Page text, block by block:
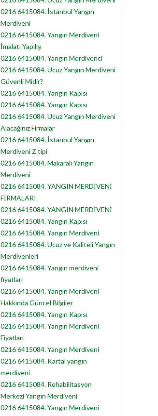
0216 6415084. İstanbul Yangın
Merdiveni
0216 6415084. Yangın Merdiveni
İmalatı Yapılışı
0216 6415084. Yangın Merdivenci
0216 6415084. Ucuz Yangın Merdiveni
Güvenli Midir?
0216 6415084. Yangın Kapısı
0216 6415084. Yangın Kapısı
0216 6415084. Ucuz Yangın Merdiveni
Alacağınız Firmalar
0216 6415084. İstanbul Yangın
Merdiveni Z tipi
0216 6415084. Makaralı Yangın
Merdiveni
0216 6415084. YANGIN MERDİVENİ
FİRMALARI
0216 6415084. YANGIN MERDİVENİ
0216 6415084. Yangın Kapısı
0216 6415084. Yangın Merdiveni
0216 6415084. Ucuz ve Kaliteli Yangın
Merdivenleri
0216 6415084. Yangın merdiveni
fiyatları
0216 6415084. Yangın Merdiveni
Hakkında Güncel Bilgiler
0216 6415084. Yangın Kapısı
0216 6415084. Yangın Merdiveni
Fiyatları
0216 6415084. Yangın Merdiveni
0216 6415084. Kartal yangın
merdiveni
0216 6415084. Rehabilitasyon
Merkezi Yangın Merdiveni
0216 6415084. Yangın Merdiveni